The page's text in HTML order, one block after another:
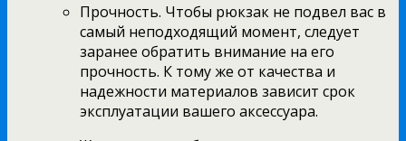
Прочность. Чтобы рюкзак не подвел вас в
самый неподходящий момент, следует
заранее обратить внимание на его
прочность. К тому же от качества и
надежности материалов зависит срок
эксплуатации вашего аксессуара.